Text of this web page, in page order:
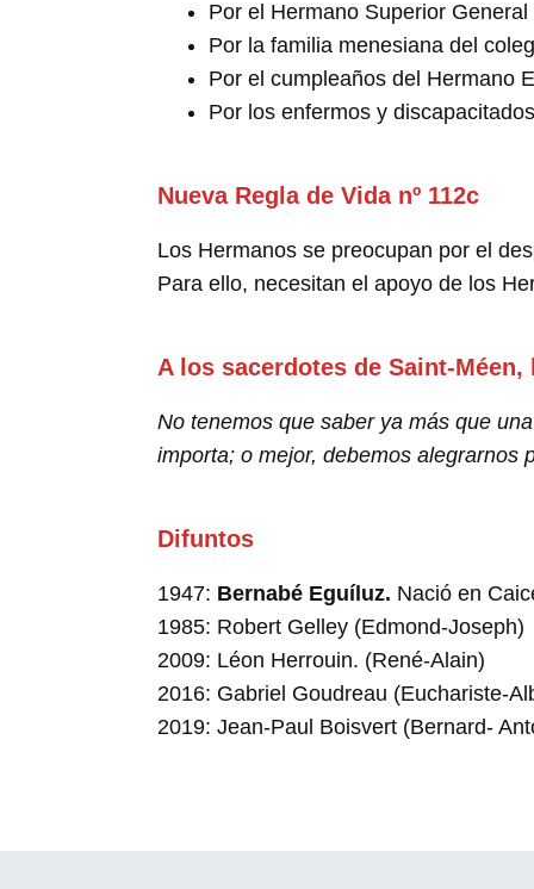
Por el Hermano Superior
Por la familia menesiana del
Por el cumpleaños del Hermano
Por los enfermos y
Nueva Regla de Vida nº 112c
Los Hermanos se preocupan por el
Para ello, necesitan el apoyo de los
A los sacerdotes de Saint-
No tenemos que saber ya más que
importa; o mejor, debemos alegrarnos
Difuntos
1947: Bernabé Eguíluz. Nació en
1985: Robert Gelley (Edmond-Joseph)
2009: Léon Herrouin. (René-Alain)
2016: Gabriel Goudreau (Euchariste-
2019: Jean-Paul Boisvert (Bernard-